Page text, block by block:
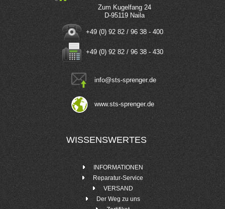
Zum Kugelfang 24
D-95119 Naila
+49 (0) 92 82 / 96 38 - 400
+49 (0) 92 82 / 96 38 - 430
info@sts-sprenger.de
www.sts-sprenger.de
WISSENSWERTES
INFORMATIONEN
Reparatur-Service
VERSAND
Der Weg zu uns